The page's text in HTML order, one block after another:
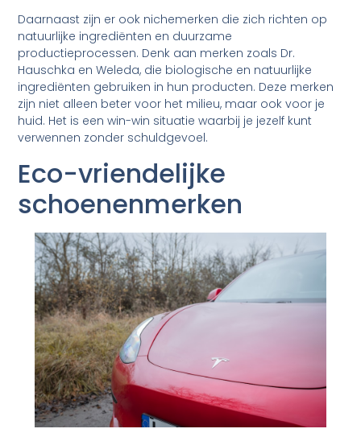
Daarnaast zijn er ook nichemerken die zich richten op
natuurlijke ingrediënten en duurzame
productieprocessen. Denk aan merken zoals Dr.
Hauschka en Weleda, die biologische en natuurlijke
ingrediënten gebruiken in hun producten. Deze merken
zijn niet alleen beter voor het milieu, maar ook voor je
huid. Het is een win-win situatie waarbij je jezelf kunt
verwennen zonder schuldgevoel.
Eco-vriendelijke
schoenenmerken